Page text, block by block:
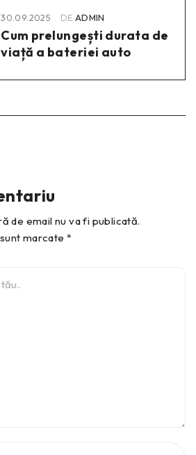
30.09.2025 DE ADMIN
Cum prelungești durata de
viață a bateriei auto
de email nu va fi publicată.
marcate *